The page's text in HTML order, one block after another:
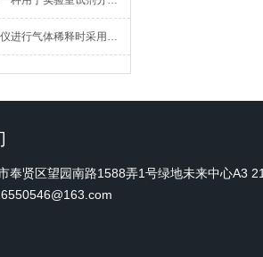
孔板梯度稀释仪进行气体稀释时采用的原理
奉贤区望园南路1588弄1号绿地未来中心A3